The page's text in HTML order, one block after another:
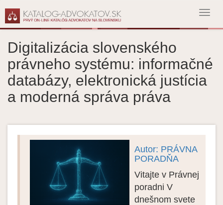
Digitalizácia slovenského
právneho systému: informačné
databázy, elektronická justícia
a moderná správa práva
Autor: PRÁVNA
PORADŇA
Vitajte v Právnej
poradni V
dnešnom svete